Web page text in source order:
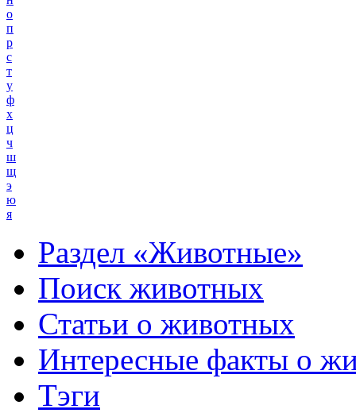
о
п
р
с
т
у
ф
х
ц
ч
ш
щ
э
ю
я
Раздел «Животные»
Поиск животных
Статьи о животных
Интересные факты о
Тэги